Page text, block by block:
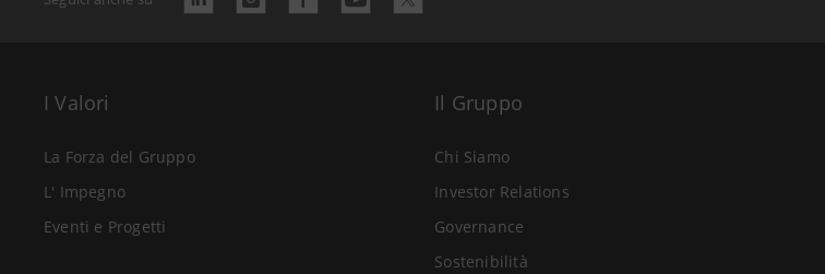
I Valori
La Forza del Gruppo
L' Impegno
Eventi e Progetti
Il Gruppo
Chi Siamo
Investor Relations
Governance
Sostenibilità